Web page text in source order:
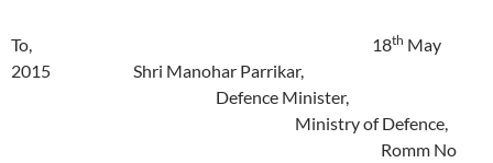
To, 18th May
2015 Shri Manohar Parrikar,
Defence Minister,
Ministry of Defence,
Romm No